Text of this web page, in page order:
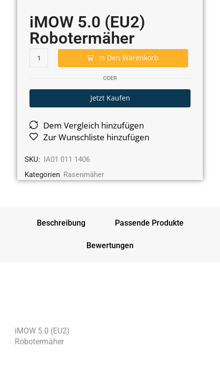
iMOW 5.0 (EU2)
Robotermäher
In Den Warenkorb
ODER
Jetzt Kaufen
Dem Vergleich hinzufügen
Zur Wunschliste hinzufügen
SKU:
IA01 011 1406
Kategorien Rasenmäher
Beschreibung Passende Produkte
Bewertungen
iMOW 5.0 (EU2)
Robotermäher